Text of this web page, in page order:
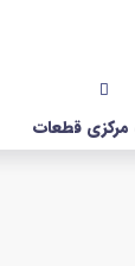
مرکزی قطعات